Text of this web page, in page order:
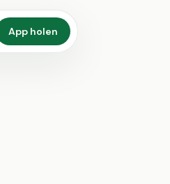
App holen